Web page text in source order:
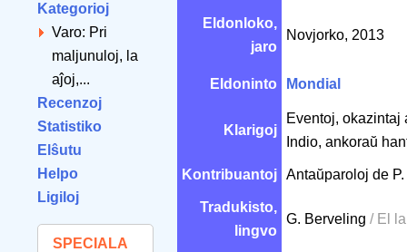
Kategorioj
Varo: Pri
maljunuloj, la
aĵoj,...
Recenzoj
Statistiko
Elŝutu
Helpo
Ligiloj
SPECIALA
Eldonloko,
jaro
Novjorko, 2013
Eldoninto Mondial
Klarigoj
Eventoj, okazintaj
Indio, ankoraŭ
Kontribuantoj Antaŭparoloj de
Tradukisto,
lingvo
G. Berveling / El